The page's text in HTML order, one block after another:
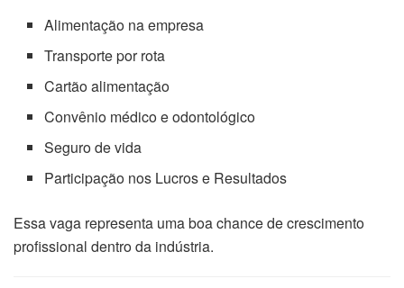
Alimentação na empresa
Transporte por rota
Cartão alimentação
Convênio médico e odontológico
Seguro de vida
Participação nos Lucros e Resultados
Essa vaga representa uma boa chance de crescimento
profissional dentro da indústria.